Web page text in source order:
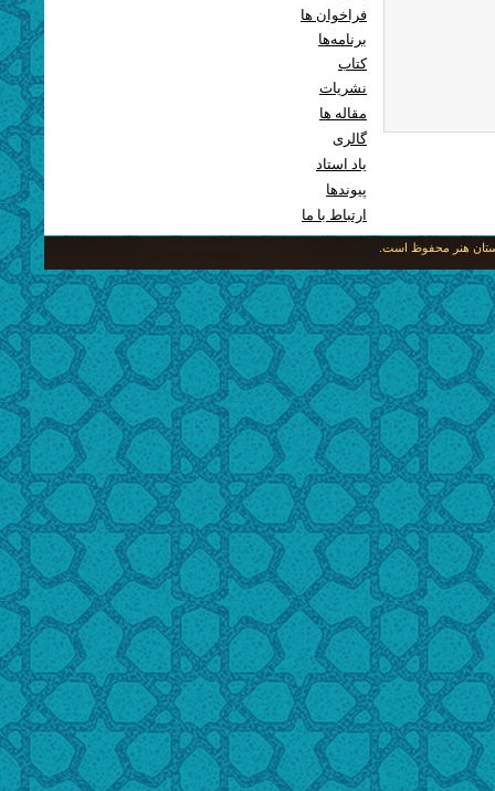
فراخوان ها
برنامه‌ها
کتاب
نشریات
مقاله ها
گالری
یاد استاد
پيوندها
ارتباط با ما
هنر محفوظ است.